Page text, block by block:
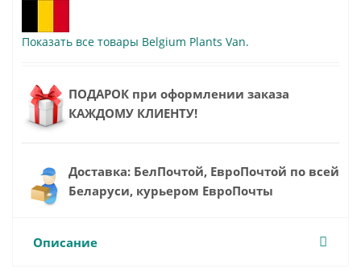
Показать все товары Belgium Plants Van.
ПОДАРОК при оформлении заказа
КАЖДОМУ КЛИЕНТУ!
Доставка: БелПочтой, ЕвроПочтой по всей
Беларуси, курьером ЕвроПочты
Описание